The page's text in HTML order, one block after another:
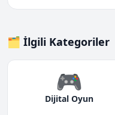
🗂️ İlgili Kategoriler
🎮
Dijital Oyun